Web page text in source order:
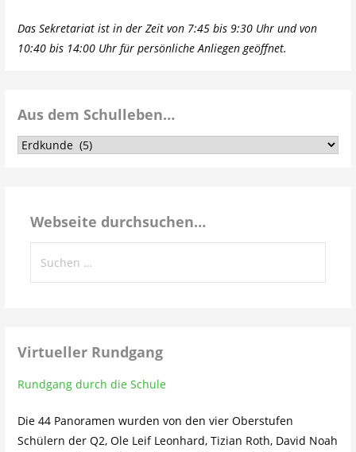
Das Sekretariat ist in der Zeit von 7:45 bis 9:30 Uhr und von
10:40 bis 14:00 Uhr für persönliche Anliegen geöffnet.
Aus dem Schulleben…
Aus
Webseite durchsuchen…
nach:
Virtueller Rundgang
Rundgang durch die Schule
Die 44 Panoramen wurden von den vier Oberstufen
Schülern der Q2, Ole Leif Leonhard, Tizian Roth, David Noah